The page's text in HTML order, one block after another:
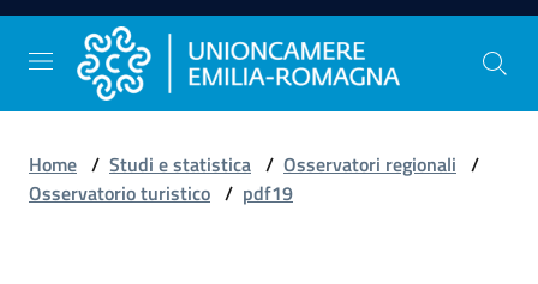
Vai al contenuto
Vai alla navigazione
Vai al footer
Comunicazione
Home / Studi e statistica / Osservatori regionali /
Osservatorio turistico / pdf19